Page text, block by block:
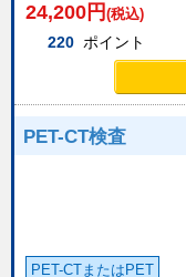
24,200 円 (税込)
220 ポイント
PET-CT検査
PET-CTまたはPET